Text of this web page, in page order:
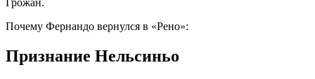
Почему Фернандо вернулся в «Рено»:
Признание Нельсиньо